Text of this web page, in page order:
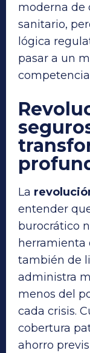
moderna de
sanitario,
lógica
pasar a un
La
entender
burocrático
herramienta
también de
administra
menos del
cada crisis.
cobertura
ahorro